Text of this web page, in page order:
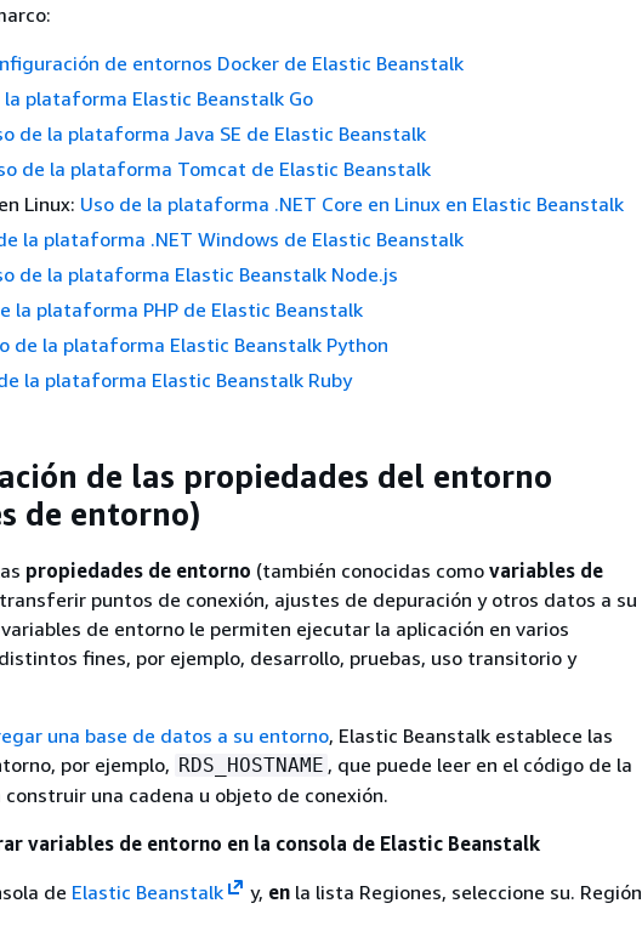
de entornos Docker de Elastic Beanstalk
la plataforma Elastic Beanstalk Go
de la plataforma Java SE de Elastic Beanstalk
de la plataforma Tomcat de Elastic Beanstalk
Linux: Uso de la plataforma .NET Core en Linux en Elastic Beanstalk
la plataforma .NET Windows de Elastic Beanstalk
de la plataforma Elastic Beanstalk Node.js
la plataforma PHP de Elastic Beanstalk
de la plataforma Elastic Beanstalk Python
la plataforma Elastic Beanstalk Ruby
de las propiedades del entorno
de entorno)
propiedades de entorno (también conocidas como variables de
puntos de conexión, ajustes de depuración y otros datos a su
de entorno le permiten ejecutar la aplicación en varios
fines, por ejemplo, desarrollo, pruebas, uso transitorio y
una base de datos a su entorno, Elastic Beanstalk establece las
por ejemplo, RDS_HOSTNAME , que puede leer en el código de la
construir una cadena u objeto de conexión.
variables de entorno en la consola de Elastic Beanstalk
de Elastic Beanstalk y, enla lista Regiones, seleccione su. Región